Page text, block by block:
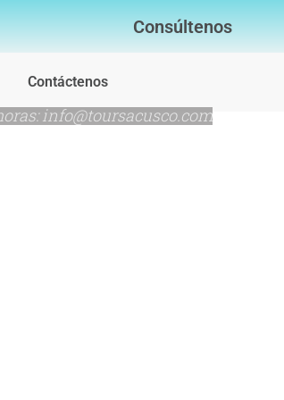
Consúltenos
Contáctenos
info@toursacusco.com